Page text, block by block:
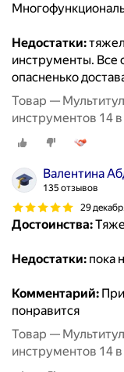
Недостатки:
инструменты. Все
опасненько
Товар —
инструментов 14 в
Валентина
135 отзывов
29
Достоинства:
Недостатки: пока
Комментарий:
понравится
Товар —
инструментов 14 в